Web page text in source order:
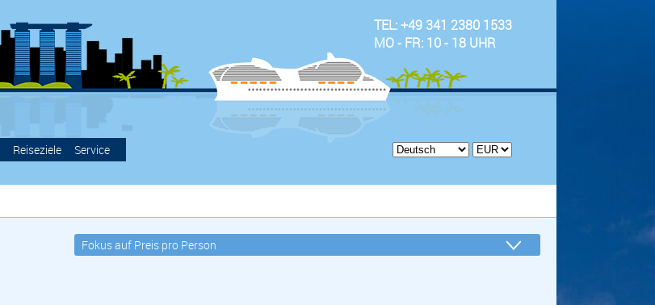
Reiseziele Service
TEL: +49 341 2380 1533
MO - FR: 10 - 18 UHR